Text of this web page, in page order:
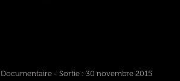
Documentaire - Sortie : 30 novembre 2015